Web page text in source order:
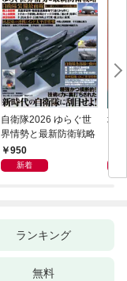
自衛隊2026 ゆらぐ世
界情勢と最新防衛戦略
950
新着
地
ランキング
無料